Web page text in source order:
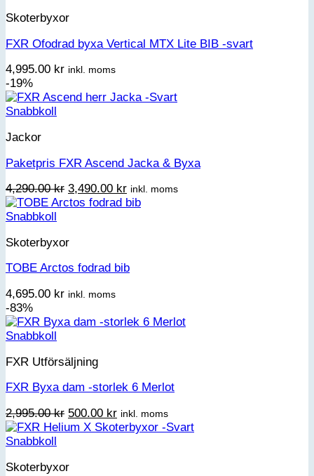
Skoterbyxor
FXR Ofodrad byxa Vertical MTX Lite BIB -svart
4,995.00 kr inkl. moms
-19%
Snabbkoll
Jackor
Paketpris FXR Ascend Jacka & Byxa
4,290.00kr Det
ursprungliga
4,290.00 kr.
3,490.00 krDet
nuvarande
inkl. moms
Snabbkoll
Skoterbyxor
TOBE Arctos fodrad bib
4,695.00 kr inkl. moms
-83%
Snabbkoll
FXR Utförsäljning
FXR Byxa dam -storlek 6 Merlot
2,995.00kr Det
ursprungliga
2,995.00 kr.
500.00 krDet
nuvarande
inkl. moms
Snabbkoll
Skoterbyxor